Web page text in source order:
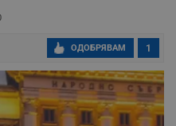
1
ОДОБРЯВАМ